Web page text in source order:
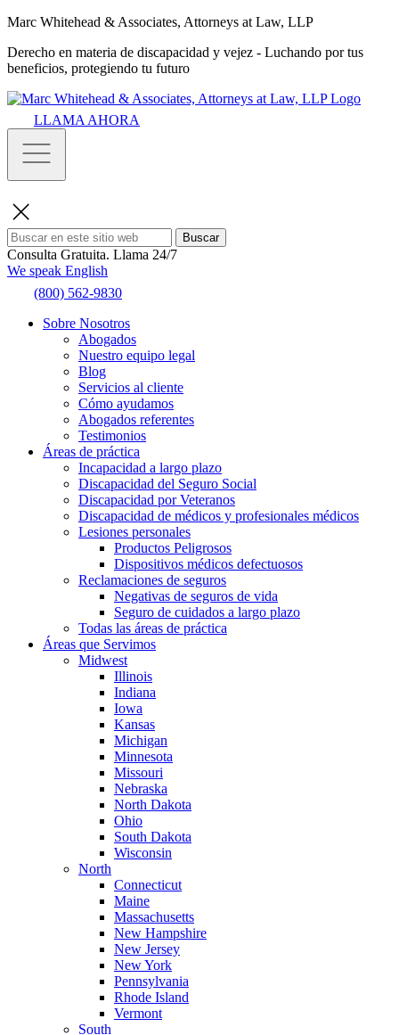
Marc Whitehead & Associates, Attorneys at Law, LLP
Derecho en materia de discapacidad y vejez - Luchando por tus
beneficios, protegiendo tu futuro
LLAMA AHORA
Buscar
Consulta Gratuita. Llama 24/7
We speak English
(800) 562-9830
Sobre Nosotros
Abogados
Nuestro equipo legal
Blog
Servicios al cliente
Cómo ayudamos
Abogados referentes
Testimonios
Áreas de práctica
Incapacidad a largo plazo
Discapacidad del Seguro Social
Discapacidad por Veteranos
Discapacidad de médicos y profesionales médicos
Lesiones personales
Productos Peligrosos
Dispositivos médicos defectuosos
Reclamaciones de seguros
Negativas de seguros de vida
Seguro de cuidados a largo plazo
Todas las áreas de práctica
Áreas que Servimos
Midwest
Illinois
Indiana
Iowa
Kansas
Michigan
Minnesota
Missouri
Nebraska
North Dakota
Ohio
South Dakota
Wisconsin
North
Connecticut
Maine
Massachusetts
New Hampshire
New Jersey
New York
Pennsylvania
Rhode Island
Vermont
South